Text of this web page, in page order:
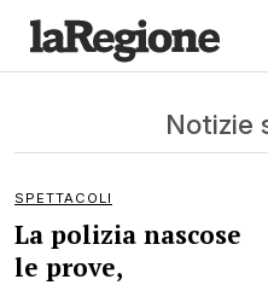
Notizie
SPETTACOLI
La polizia nascose
le prove,